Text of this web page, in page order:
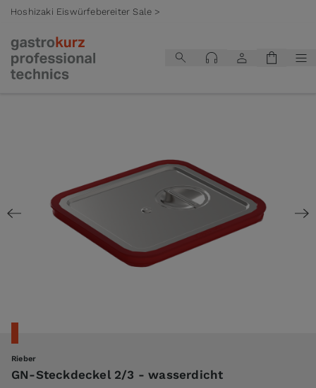
Hoshizaki Eiswürfebereiter Sale >
Rieber
GN-Steckdeckel 2/3 - wasserdicht